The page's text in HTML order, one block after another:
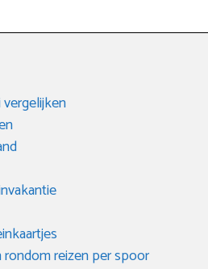
reizen per spoor